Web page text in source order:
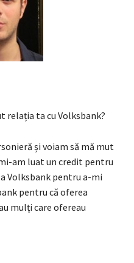
relația ta cu Volksbank?
și voiam să mă mut
am luat un credit pentru
Volksbank pentru a-mi
pentru că oferea
mulți care ofereau